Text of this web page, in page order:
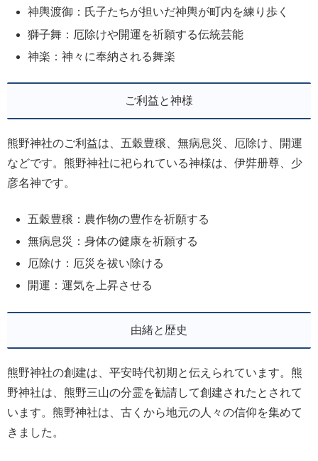
神輿渡御：氏子たちが担いだ神輿が町内を練り歩く
獅子舞：厄除けや開運を祈願する伝統芸能
神楽：神々に奉納される舞楽
ご利益と神様
熊野神社のご利益は、五穀豊穣、無病息災、厄除け、開運
などです。熊野神社に祀られている神様は、伊弉册尊、少
彦名神です。
五穀豊穣：農作物の豊作を祈願する
無病息災：身体の健康を祈願する
厄除け：厄災を祓い除ける
開運：運気を上昇させる
由緒と歴史
熊野神社の創建は、平安時代初期と伝えられています。熊
野神社は、熊野三山の分霊を勧請して創建されたとされて
います。熊野神社は、古くから地元の人々の信仰を集めて
きました。